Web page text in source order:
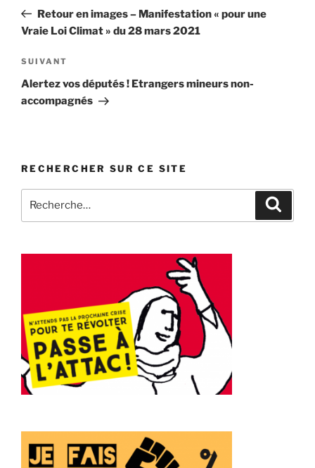
l’article
précédent
Retour en images – Manifestation « pour une
Vraie Loi Climat » du 28 mars 2021
Article
suivant
SUIVANT
Alertez vos députés ! Etrangers mineurs non-
accompagnés
RECHERCHER SUR CE SITE
pour